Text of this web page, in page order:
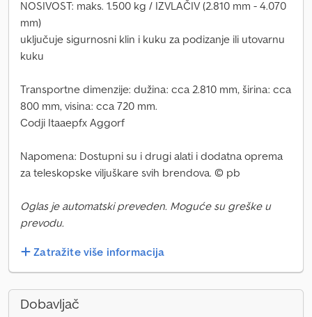
NOSIVOST: maks. 1.500 kg / IZVLAČIV (2.810 mm - 4.070
mm)
uključuje sigurnosni klin i kuku za podizanje ili utovarnu
kuku
Transportne dimenzije: dužina: cca 2.810 mm, širina: cca
800 mm, visina: cca 720 mm.
Codji Itaaepfx Aggorf
Napomena: Dostupni su i drugi alati i dodatna oprema
za teleskopske viljuškare svih brendova. © pb
Oglas je automatski preveden. Moguće su greške u
prevodu.
Zatražite više informacija
Dobavljač